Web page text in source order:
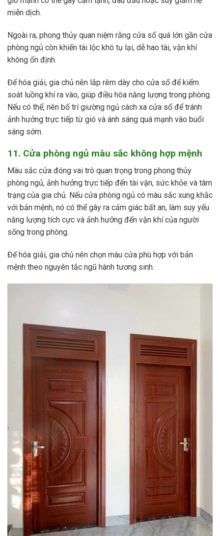
miễn dịch.
Ngoài ra, phong thủy quan niệm rằng cửa sổ quá lớn gần cửa
phòng ngủ còn khiến tài lộc khó tụ lại, dễ hao tài, vận khí
không ổn định.
Để hóa giải, gia chủ nên lắp rèm dày cho cửa sổ để kiểm
soát luồng khí ra vào, giúp điều hòa năng lượng trong phòng.
Nếu có thể, nên bố trí giường ngủ cách xa cửa sổ để tránh
ảnh hưởng trực tiếp từ gió và ánh sáng quá mạnh vào buổi
sáng sớm.
11. Cửa phòng ngủ màu sắc không hợp mệnh
Màu sắc cửa đóng vai trò quan trọng trong phong thủy
phòng ngủ, ảnh hưởng trực tiếp đến tài vận, sức khỏe và tâm
trạng của gia chủ. Nếu cửa phòng ngủ có màu sắc xung khắc
với bản mệnh, nó có thể gây ra cảm giác bất an, làm suy yếu
năng lượng tích cực và ảnh hưởng đến vận khí của người
sống trong phòng.
Để hóa giải, gia chủ nên chọn màu cửa phù hợp với bản
mệnh theo nguyên tắc ngũ hành tương sinh.